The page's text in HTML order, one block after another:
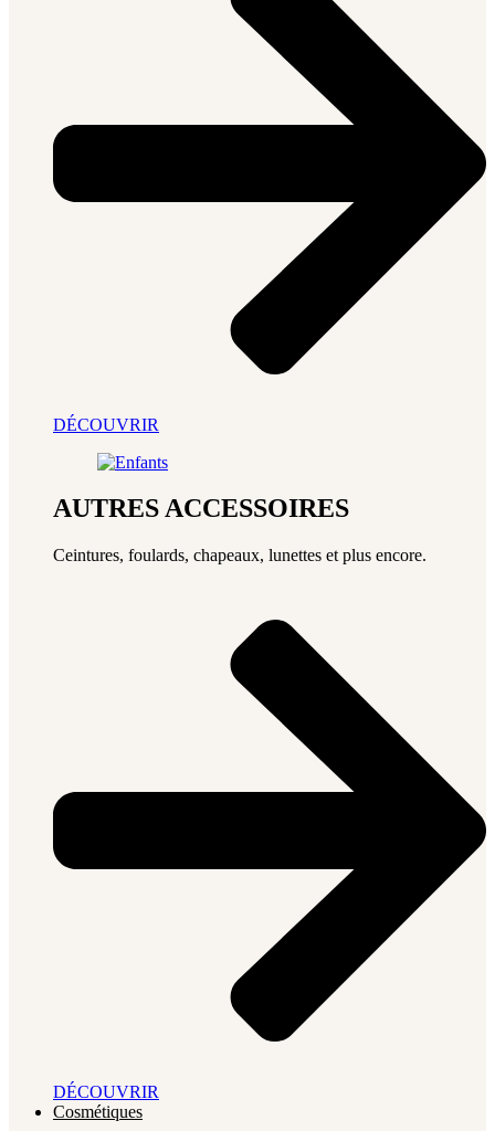
DÉCOUVRIR
AUTRES ACCESSOIRES
Ceintures, foulards, chapeaux, lunettes et plus encore.
DÉCOUVRIR
Cosmétiques